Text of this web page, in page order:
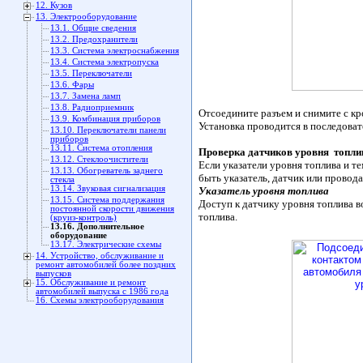
12. Кузов
13. Электрооборудование
13.1. Общие сведения
13.2. Предохранители
13.3. Система электроснабжения
13.4. Система электропуска
13.5. Переключатели
13.6. Фары
13.7. Замена ламп
13.8. Радиоприемник
13.9. Комбинация приборов
13.10. Переключатели панели
приборов
13.11. Система отопления
13.12. Стеклоочистители
13.13. Обогреватель заднего
стекла
13.14. Звуковая сигнализация
13.15. Система поддержания
постоянной скорости движения
(круиз-контроль)
13.16. Дополнительное
оборудование
13.17. Электрические схемы
14. Устройство, обслуживание и
ремонт автомобилей более поздних
выпусков
15. Обслуживание и ремонт
автомобилей выпуска с 1986 года
16. Схемы электрооборудования
Отсоедините разъем и снимите с
Установка проводится в
Проверка датчиков уровня
Если указатели уровня топлива и
быть указатель, датчик или
Указатель уровня топлива
Доступ к датчику уровня топлива
топлива.